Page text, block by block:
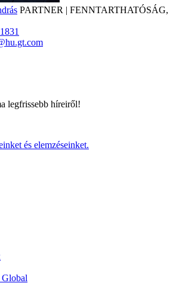
PARTNER | FENNTARTHATÓSÁG,
legfrissebb híreiről!
és elemzéseinket.